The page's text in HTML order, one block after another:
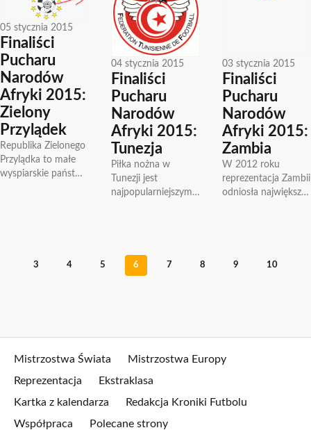
stworzyła ogromne
imperium w Afryce
Zachodniej....
05 stycznia 2015
Finaliści
Pucharu
Narodów
Afryki 2015:
Zielony
Przylądek
Republika Zielonego
Przylądka to małe
wyspiarskie państwo
04 stycznia 2015
Finaliści
Pucharu
Narodów
Afryki 2015:
Tunezja
Piłka nożna w
Tunezji jest
najpopularniejszym
kluby tunezyjskie
oraz drużyna
03 stycznia 2015
Finaliści
Pucharu
Narodów
Afryki 2015:
Zambia
W 2012 roku
reprezentacja Zambii
odniosła największy
rozgrywany na
3 4 5 6 7 8 9 10
Mistrzostwa Świata
Mistrzostwa Europy
Reprezentacja
Ekstraklasa
Kartka z kalendarza
Redakcja Kroniki Futbolu
Współpraca
Polecane strony